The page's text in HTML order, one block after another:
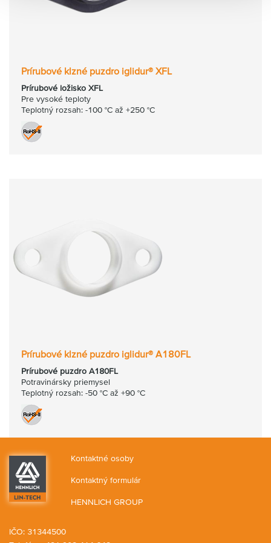
Prírubové klzné puzdro iglidur® XFL
Prírubové ložisko XFL
Pre vysoké teploty
Teplotný rozsah: -100 °C až +250 °C
Prírubové klzné puzdro iglidur® A180FL
Prírubové puzdro A180FL
Potravinársky priemysel
Teplotný rozsah: -50 °C až +90 °C
Kontaktné osoby
Kontaktný formulár
HENNLICH GROUP
IČO: 31344500